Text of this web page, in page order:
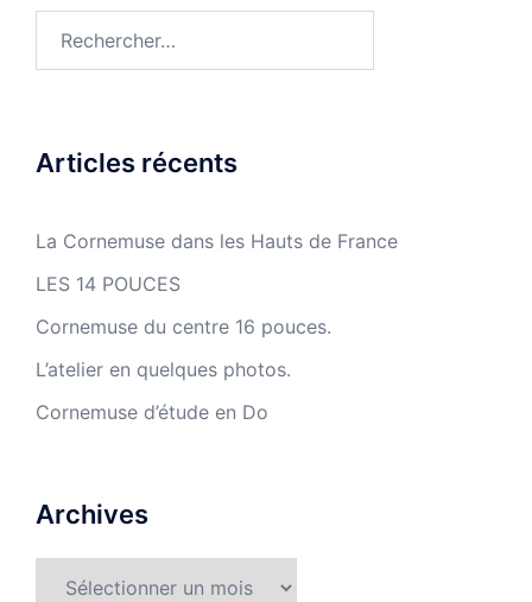
Articles récents
La Cornemuse dans les Hauts de France
LES 14 POUCES
Cornemuse du centre 16 pouces.
L’atelier en quelques photos.
Cornemuse d’étude en Do
Archives